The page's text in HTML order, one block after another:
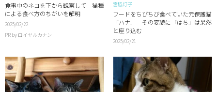
食事中のネコを下から観察して 猫種
による食べ方のちがいを解明
2025/02/22
PR by ロイヤルカナン
宮脇灯子
フードをちびちび食べていた元保護猫
「ハナ」 その変貌に「はち」は呆然
と座り込む
2025/02/21